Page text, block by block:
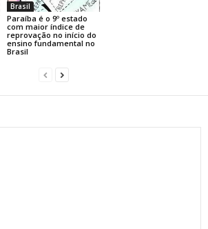
Brasil
Paraíba é o 9º estado
com maior índice de
reprovação no início do
ensino fundamental no
Brasil